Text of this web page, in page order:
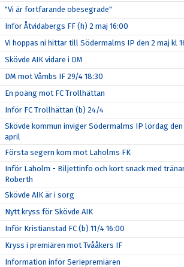
"Vi är fortfarande obesegrade"
Inför Åtvidabergs FF (h) 2 maj 16:00
Vi hoppas ni hittar till Södermalms IP den 2 maj kl
Skövde AIK vidare i DM
DM mot Våmbs IF 29/4 18:30
En poäng mot FC Trollhättan
Inför FC Trollhättan (b) 24/4
Skövde kommun inviger Södermalms IP lördag den
april
Första segern kom mot Laholms FK
Inför Laholm - Biljettinfo och kort snack med
Roberth
Skövde AIK är i sorg
Nytt kryss för Skövde AIK
Inför Kristianstad FC (b) 11/4 16:00
Kryss i premiären mot Tvååkers IF
Information inför Seriepremiären